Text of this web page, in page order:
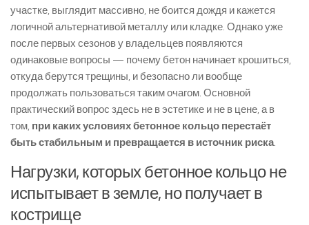
участке, выглядит массивно, не боится дождя и кажется
логичной альтернативой металлу или кладке. Однако уже
после первых сезонов у владельцев появляются
одинаковые вопросы — почему бетон начинает крошиться,
откуда берутся трещины, и безопасно ли вообще
продолжать пользоваться таким очагом. Основной
практический вопрос здесь не в эстетике и не в цене, а в
том, при каких условиях бетонное кольцо перестаёт
быть стабильным и превращается в источник риска.
Нагрузки, которых бетонное кольцо не
испытывает в земле, но получает в
кострище